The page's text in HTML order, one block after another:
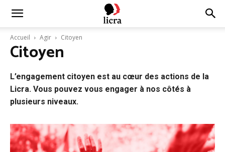
Licra
Antiraciste
depuis
Accueil Agir Citoyen
Citoyen
L’engagement citoyen est au cœur des actions de la
Licra. Vous pouvez vous engager à nos côtés à
plusieurs niveaux.